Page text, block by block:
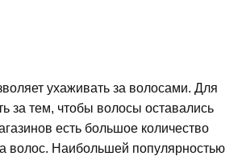
ухаживать за волосами. Для
за тем, чтобы волосы оставались
есть большое количество
волос. Наибольшей популярностью